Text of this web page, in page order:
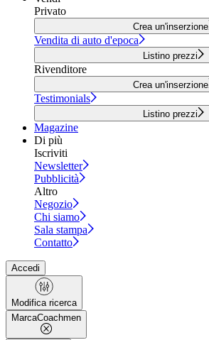
Privato
Crea un'inserzione
Vendita di auto d'epoca
Listino prezzi
Rivenditore
Crea un'inserzione
Testimonials
Listino prezzi
Magazine
Di più
Iscriviti
Newsletter
Pubblicità
Altro
Negozio
Chi siamo
Sala stampa
Contatto
Accedi
Modifica ricerca
MarcaCoachmen